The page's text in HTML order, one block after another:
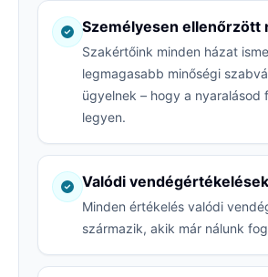
Személyesen ellenőrzött
Szakértőink minden házat
legmagasabb minőségi
ügyelnek – hogy a nyaralásod
legyen.
Valódi vendégértékelések
Minden értékelés valódi
származik, akik már nálunk